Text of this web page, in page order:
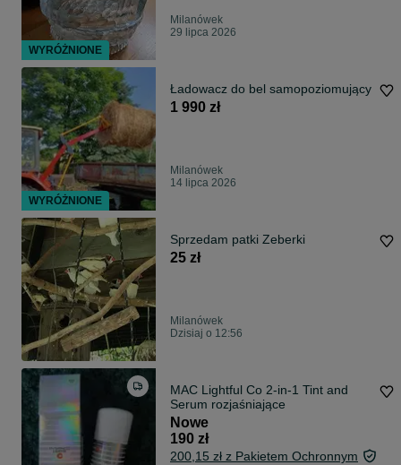
Milanówek
29 lipca 2026
Ładowacz do bel samopoziomujący
1 990 zł
Milanówek
14 lipca 2026
Sprzedam patki Zeberki
25 zł
Milanówek
Dzisiaj o 12:56
MAC Lightful Co 2-in-1 Tint and
Serum rozjaśniające
Nowe
190 zł
200,15 zł z Pakietem Ochronnym
WYRÓŻNIONE
WYRÓŻNIONE